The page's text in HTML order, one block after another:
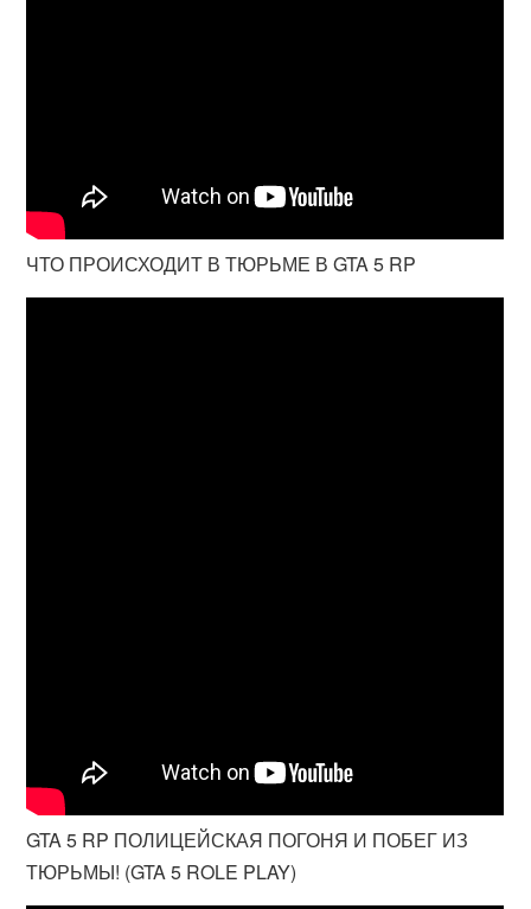
ЧТО ПРОИСХОДИТ В ТЮРЬМЕ В GTA 5 RP
GTA 5 RP ПОЛИЦЕЙСКАЯ ПОГОНЯ И ПОБЕГ ИЗ
ТЮРЬМЫ! (GTA 5 ROLE PLAY)